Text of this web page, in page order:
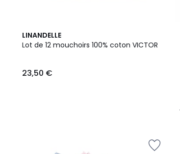
LINANDELLE
Lot de 12 mouchoirs 100% coton VICTOR
€.
23,50 €